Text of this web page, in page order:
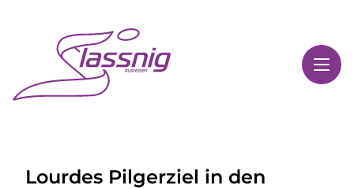
Highlights
Lourdes Pilgerziel in den